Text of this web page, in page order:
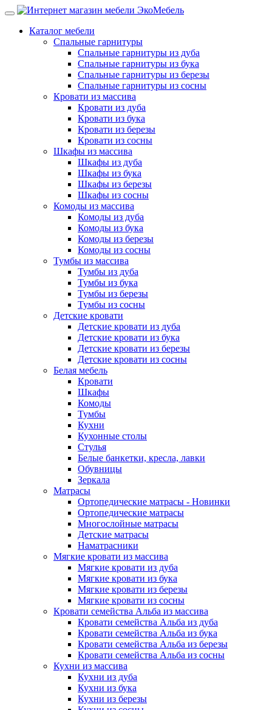
Каталог мебели
Спальные гарнитуры
Спальные гарнитуры из дуба
Спальные гарнитуры из бука
Спальные гарнитуры из березы
Спальные гарнитуры из сосны
Кровати из массива
Кровати из дуба
Кровати из бука
Кровати из березы
Кровати из сосны
Шкафы из массива
Шкафы из дуба
Шкафы из бука
Шкафы из березы
Шкафы из сосны
Комоды из массива
Комоды из дуба
Комоды из бука
Комоды из березы
Комоды из сосны
Тумбы из массива
Тумбы из дуба
Тумбы из бука
Тумбы из березы
Тумбы из сосны
Детские кровати
Детские кровати из дуба
Детские кровати из бука
Детские кровати из березы
Детские кровати из сосны
Белая мебель
Кровати
Шкафы
Комоды
Тумбы
Кухни
Кухонные столы
Стулья
Белые банкетки, кресла, лавки
Обувницы
Зеркала
Матрасы
Ортопедические матрасы - Новинки
Ортопедические матрасы
Многослойные матрасы
Детские матрасы
Наматрасники
Мягкие кровати из массива
Мягкие кровати из дуба
Мягкие кровати из бука
Мягкие кровати из березы
Мягкие кровати из сосны
Кровати семейства Альба из массива
Кровати семейства Альба из дуба
Кровати семейства Альба из бука
Кровати семейства Альба из березы
Кровати семейства Альба из сосны
Кухни из массива
Кухни из дуба
Кухни из бука
Кухни из березы